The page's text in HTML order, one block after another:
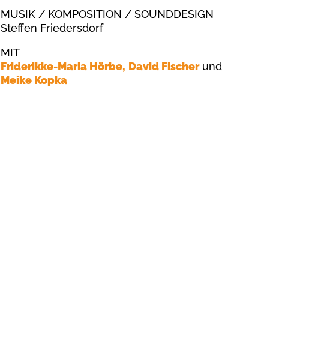
MUSIK / KOMPOSITION / SOUNDDESIGN
Steffen Friedersdorf
MIT
Friderikke-Maria Hörbe, David Fischerund
Meike Kopka